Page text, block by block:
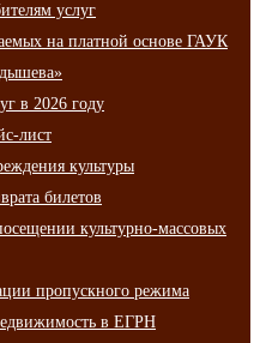
услуг
на платной основе ГАУК
в 2026 году
лист
культуры
билетов
культурно-массовых
пропускного режима
в ЕГРН